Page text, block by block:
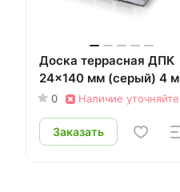
Доска террасная ДПК
24x140 мм (серый) 4 м
0 Наличие уточняйте
Заказать